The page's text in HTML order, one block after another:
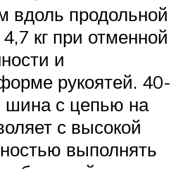
вдоль продольной
кг при отменной
и
рукоятей. 40-
шина с цепью на
с высокой
выполнять